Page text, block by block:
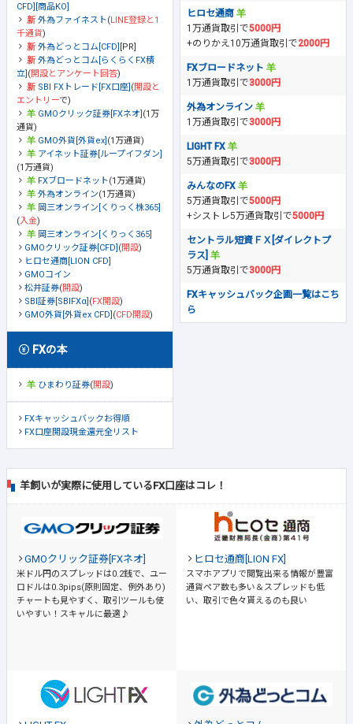
CFD][商品KO]
外為ファイネスト(LINE登録と1
千通貨)
外為どっとコム[CFD] [PR]
外為どっとコム[らくらくFX積
立] (開設とアンケート回答)
SBI FXトレード[FX口座] (開設と
エントリーで)
GMOクリック証券[FXネオ] (1万
通貨)
GMO外貨[外貨ex] (1万通貨)
アイネット証券[ループイフダン]
(1万通貨)
FXブロードネット(1万通貨)
外為オンライン(1万通貨)
岡三オンライン[くりっく株365]
(入金)
岡三オンライン[くりっく365]
GMOクリック証券[CFD] (開設)
ヒロセ通商[LION CFD]
GMOコイン
松井証券(開設)
SBI証券[SBIFXα] (FX開設)
GMO外貨[外貨ex CFD] (CFD開設)
FXの本
ひまわり証券(開設)
FXキャッシュバックお得順
FX口座開設現金還元全リスト
ヒロセ通商
1万通貨取引で5000円
+のりかえ10万通貨取引で2000円
FXブロードネット
1万通貨取引で3000円
外為オンライン
1万通貨取引で3000円
LIGHT FX
5万通貨取引で3000円
みんなのFX
5万通貨取引で5000円
+シストレ5万通貨取引で5000円
セントラル短資ＦＸ[ダイレクトプ
ラス]
5万通貨取引で3000円
FXキャッシュバック企画一覧はこち
ら
羊飼いが実際に使用しているFX口座はコレ！
GMOクリック証券[FXネオ]
米ドル円のスプレッドは0.2銭で、ユー
ロドルは0.3pips(原則固定、例外あり)
チャートも見やすく、取引ツールも使
いやすい！スキャルに最適♪
ヒロセ通商[LION FX]
スマホアプリで閲覧出来る情報が豊富
通貨ペア数も多い＆スプレッドも低
い、取引で色々貰えるのも良い